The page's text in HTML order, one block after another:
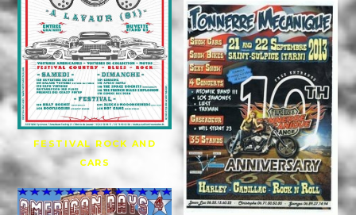
FESTIVAL ROCK AND
CARS